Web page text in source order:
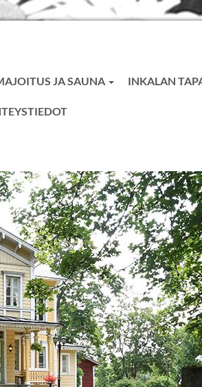
JA SAUNA INKALAN